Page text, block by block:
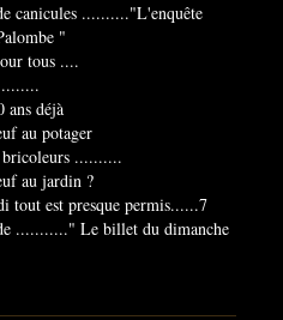
canicules .........."L'enquête
"
tous ....
ans déjà
au potager
..........
au jardin ?
tout est presque permis......7
..........." Le billet du dimanche